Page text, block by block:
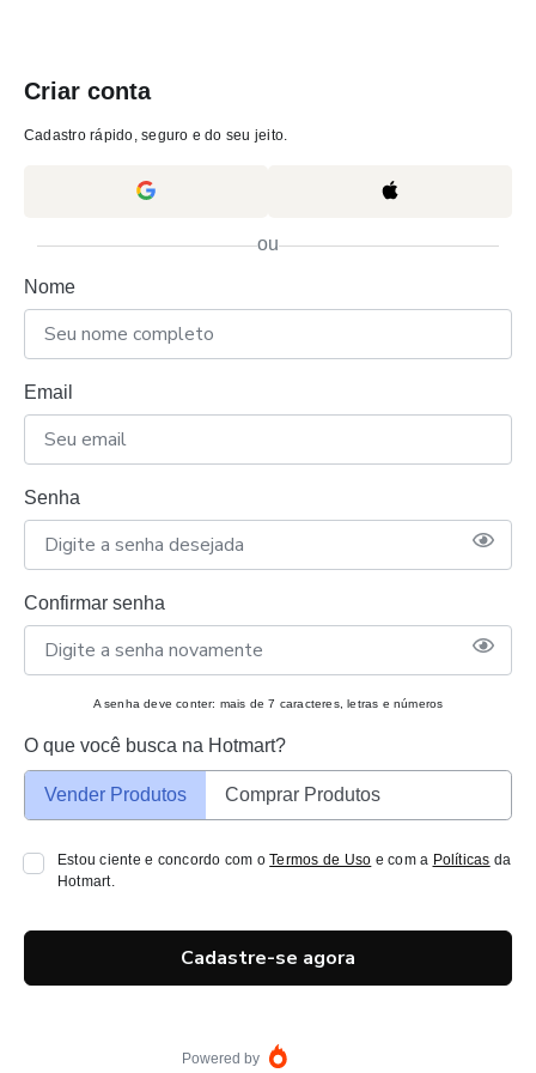
Criar conta
Cadastro rápido, seguro e do seu jeito.
ou
Nome
Email
Senha
Confirmar senha
A senha deve conter: mais de 7 caracteres, letras e números
O que você busca na Hotmart?
Vender Produtos Comprar Produtos
Estou ciente e concordo com oTermos de Uso e com a Políticas da
Hotmart.
Cadastre-se agora
Powered by